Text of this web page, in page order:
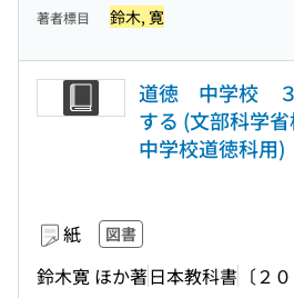
著者標目 鈴木, 寛
道徳 中学校 ３
する (文部科学
中学校道徳科用)
紙 図書
鈴木寛 ほか著日本教科書 〔２